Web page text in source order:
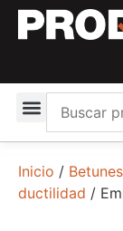
Inicio /
ductilidad /